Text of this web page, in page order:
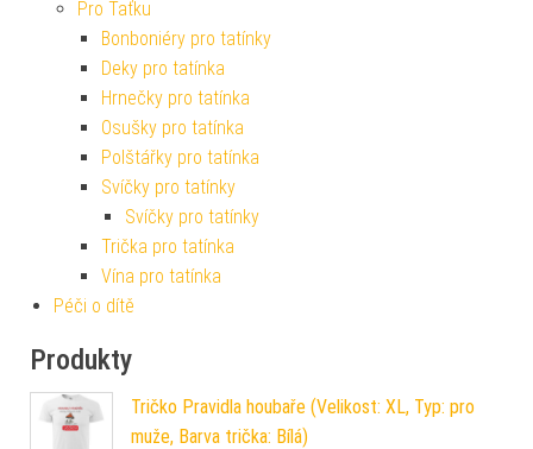
Pro Taťku
Bonboniéry pro tatínky
Deky pro tatínka
Hrnečky pro tatínka
Osušky pro tatínka
Polštářky pro tatínka
Svíčky pro tatínky
Svíčky pro tatínky
Trička pro tatínka
Vína pro tatínka
Péči o dítě
Produkty
Tričko Pravidla houbaře (Velikost: XL, Typ: pro
muže, Barva trička: Bílá)